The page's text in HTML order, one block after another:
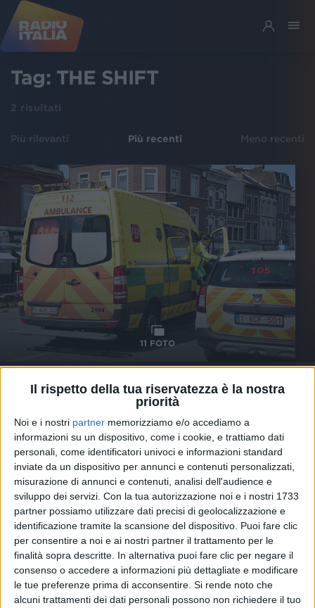
Il rispetto della tua riservatezza è la nostra
priorità
Noi e i nostri partner memorizziamo e/o accediamo a
informazioni su un dispositivo, come i cookie, e trattiamo dati
personali, come identificatori univoci e informazioni standard
inviate da un dispositivo per annunci e contenuti personalizzati,
misurazione di annunci e contenuti, analisi dell'audience e
sviluppo dei servizi. Con la tua autorizzazione noi e i nostri 1733
partner possiamo utilizzare dati precisi di geolocalizzazione e
identificazione tramite la scansione del dispositivo. Puoi fare clic
per consentire a noi e ai nostri partner il trattamento per le
finalità sopra descritte. In alternativa puoi fare clic per negare il
consenso o accedere a informazioni più dettagliate e modificare
le tue preferenze prima di acconsentire. Si rende noto che
alcuni trattamenti dei dati personali possono non richiedere il tuo
Tag: THE SHIFT
2 risultati
Più rilevanti Più recenti Meno recenti
11 FOTO